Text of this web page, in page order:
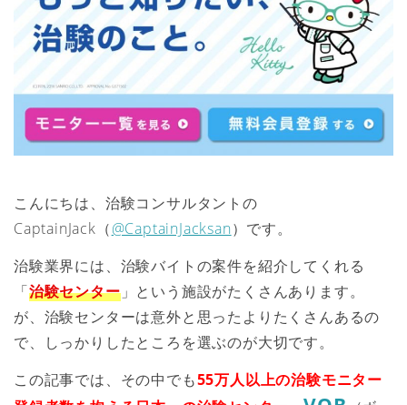
こんにちは、治験コンサルタントの
CaptainJack（@CaptainJacksan）です。
治験業界には、治験バイトの案件を紹介してくれる
「治験センター」という施設がたくさんあります。
が、治験センターは意外と思ったよりたくさんあるの
で、しっかりしたところを選ぶのが大切です。
この記事では、その中でも55万人以上の治験モニター